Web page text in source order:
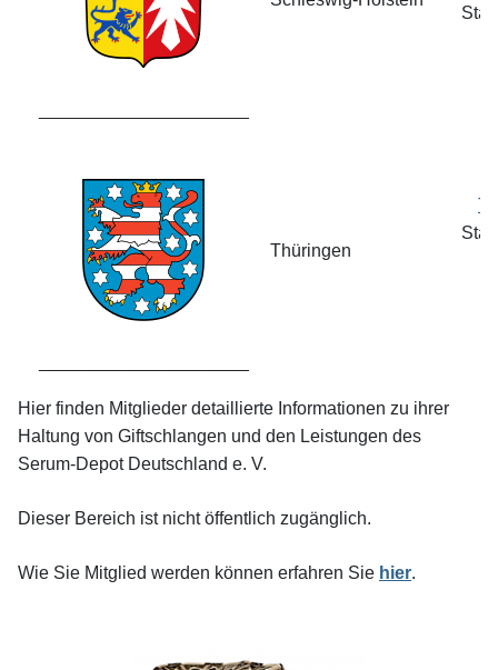
Thüringen
Hier finden Mitglieder detaillierte Informationen zu ihrer
Haltung von Giftschlangen und den Leistungen des
Serum-Depot Deutschland e. V.
Dieser Bereich ist nicht öffentlich zugänglich.
Wie Sie Mitglied werden können erfahren Sie hier.